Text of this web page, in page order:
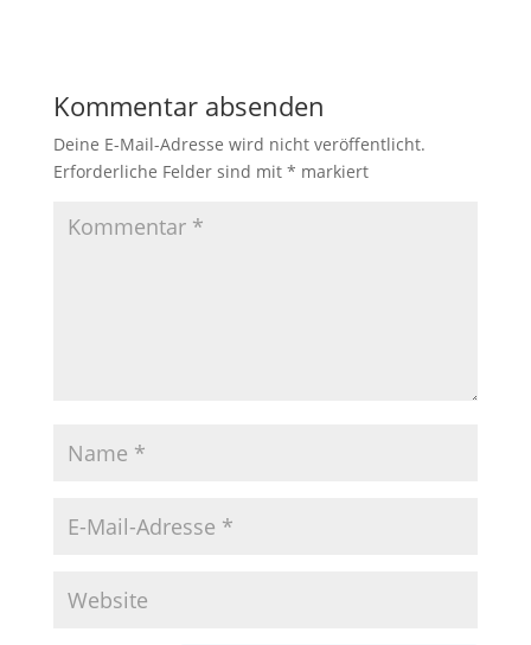
Kommentar absenden
Deine E-Mail-Adresse wird nicht veröffentlicht.
Erforderliche Felder sind mit * markiert